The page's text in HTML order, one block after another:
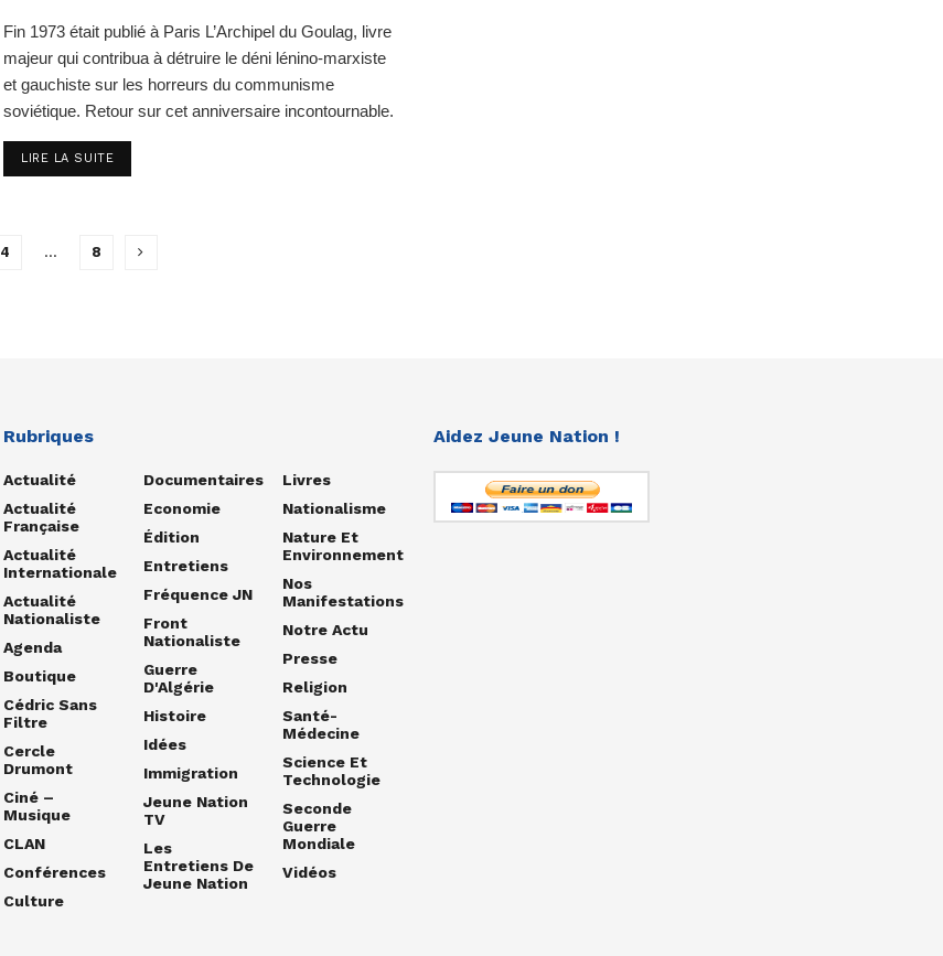
Fin 1973 était publié à Paris L’Archipel du Goulag, livre
majeur qui contribua à détruire le déni lénino-marxiste
et gauchiste sur les horreurs du communisme
soviétique. Retour sur cet anniversaire incontournable.
LIRE LA SUITEDETAILS
4 … 8
Rubriques
Actualité
Actualité
Française
Actualité
Internationale
Actualité
Nationaliste
Agenda
Boutique
Cédric Sans
Filtre
Cercle
Drumont
Ciné –
Musique
CLAN
Conférences
Culture
Documentaires
Economie
Édition
Entretiens
Fréquence JN
Front
Nationaliste
Guerre
D'Algérie
Histoire
Idées
Immigration
Jeune Nation
TV
Les
Entretiens De
Jeune Nation
Livres
Nationalisme
Nature Et
Environnement
Nos
Manifestations
Notre Actu
Presse
Religion
Santé-
Médecine
Science Et
Technologie
Seconde
Guerre
Mondiale
Vidéos
Aidez Jeune Nation !